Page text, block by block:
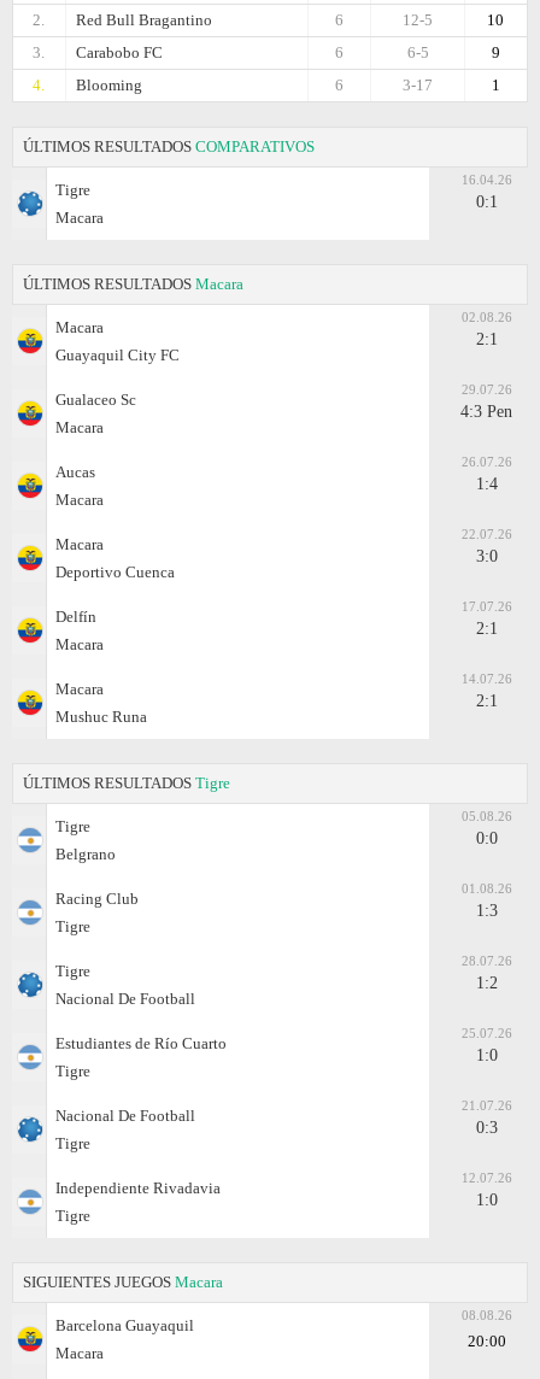
2.
Red Bull Bragantino 10
12-5
6
3.
Carabobo FC 9
6-5
6
4.
Blooming 1
3-17
6
ÚLTIMOS RESULTADOS COMPARATIVOS
Tigre
Macara
16.04.26
0:1
ÚLTIMOS RESULTADOS Macara
Macara
Guayaquil City FC
02.08.26
2:1
Gualaceo Sc
Macara
29.07.26
4:3 Pen
Aucas
Macara
26.07.26
1:4
Macara
Deportivo Cuenca
22.07.26
3:0
Delfín
Macara
17.07.26
2:1
Macara
Mushuc Runa
14.07.26
2:1
ÚLTIMOS RESULTADOS Tigre
Tigre
Belgrano
05.08.26
0:0
Racing Club
Tigre
01.08.26
1:3
Tigre
Nacional De Football
28.07.26
1:2
Estudiantes de Río Cuarto
Tigre
25.07.26
1:0
Nacional De Football
Tigre
21.07.26
0:3
Independiente Rivadavia
Tigre
12.07.26
1:0
SIGUIENTES JUEGOS Macara
Barcelona Guayaquil
Macara
08.08.26
20:00